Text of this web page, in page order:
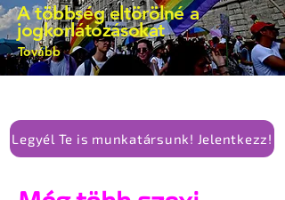
A többség eltörölné a
jogkorlátozásokat
Tovább
Legyél Te is munkatársunk! Jelentkezz!